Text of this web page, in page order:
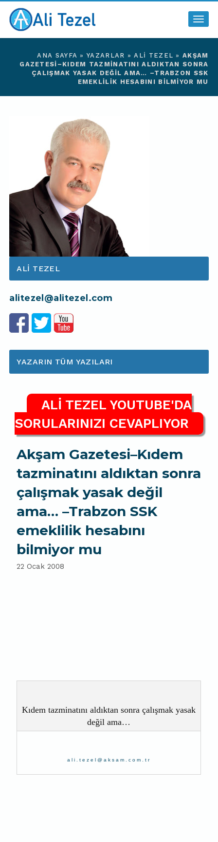
ANA SAYFA »YAZARLAR »ALI TEZEL »AKŞAM
GAZETESI–KIDEM TAZMINATINI ALDIKTAN SONRA
ÇALIŞMAK YASAK DEĞIL AMA… –TRABZON SSK
EMEKLILIK HESABINI BILMIYOR MU
ALI TEZEL
alitezel@alitezel.com
YAZARIN TÜM YAZILARI
ALİ TEZEL YOUTUBE'DA
SORULARINIZI CEVAPLIYOR
Akşam Gazetesi–Kıdem
tazminatını aldıktan sonra
çalışmak yasak değil
ama… –Trabzon SSK
emeklilik hesabını
bilmiyor mu
22 Ocak 2008
Kıdem tazminatını aldıktan sonra çalışmak yasak
değil ama…
ali.tezel@aksam.com.tr